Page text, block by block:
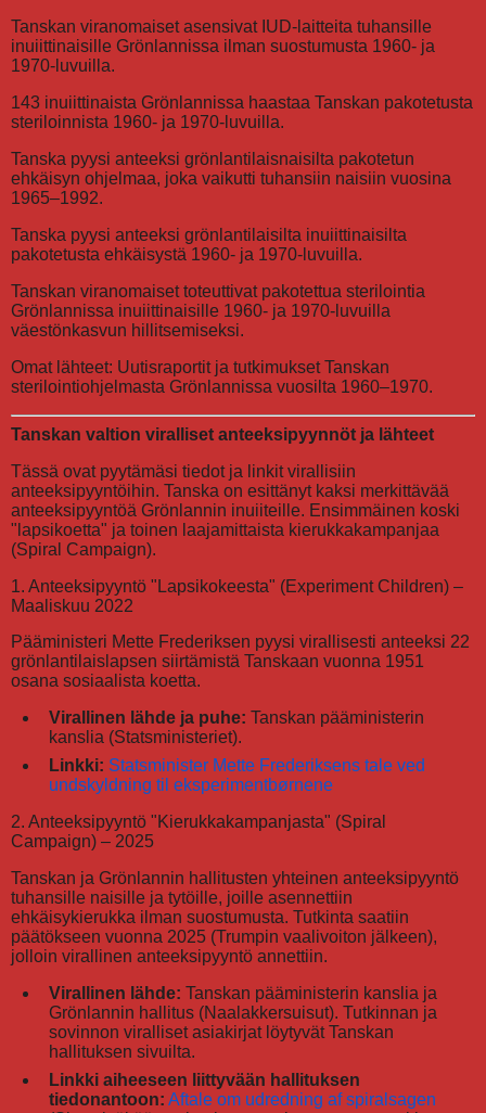
Tanskan viranomaiset asensivat IUD-laitteita tuhansille
inuiittinaisille Grönlannissa ilman suostumusta 1960- ja
1970-luvuilla.
143 inuiittinaista Grönlannissa haastaa Tanskan pakotetusta
steriloinnista 1960- ja 1970-luvuilla.
Tanska pyysi anteeksi grönlantilaisnaisilta pakotetun
ehkäisyn ohjelmaa, joka vaikutti tuhansiin naisiin vuosina
1965–1992.
Tanska pyysi anteeksi grönlantilaisilta inuiittinaisilta
pakotetusta ehkäisystä 1960- ja 1970-luvuilla.
Tanskan viranomaiset toteuttivat pakotettua sterilointia
Grönlannissa inuiittinaisille 1960- ja 1970-luvuilla
väestönkasvun hillitsemiseksi.
Omat lähteet: Uutisraportit ja tutkimukset Tanskan
sterilointiohjelmasta Grönlannissa vuosilta 1960–1970.
Tanskan valtion viralliset anteeksipyynnöt ja lähteet
Tässä ovat pyytämäsi tiedot ja linkit virallisiin
anteeksipyyntöihin. Tanska on esittänyt kaksi merkittävää
anteeksipyyntöä Grönlannin inuiiteille. Ensimmäinen koski
"lapsikoetta" ja toinen laajamittaista kierukkakampanjaa
(Spiral Campaign).
1. Anteeksipyyntö "Lapsikokeesta" (Experiment Children) –
Maaliskuu 2022
Pääministeri Mette Frederiksen pyysi virallisesti anteeksi 22
grönlantilaislapsen siirtämistä Tanskaan vuonna 1951
osana sosiaalista koetta.
Virallinen lähde ja puhe: Tanskan pääministerin
kanslia (Statsministeriet).
Linkki: Statsminister Mette Frederiksens tale ved
undskyldning til eksperimentbørnene
2. Anteeksipyyntö "Kierukkakampanjasta" (Spiral
Campaign) – 2025
Tanskan ja Grönlannin hallitusten yhteinen anteeksipyyntö
tuhansille naisille ja tytöille, joille asennettiin
ehkäisykierukka ilman suostumusta. Tutkinta saatiin
päätökseen vuonna 2025 (Trumpin vaalivoiton jälkeen),
jolloin virallinen anteeksipyyntö annettiin.
Virallinen lähde: Tanskan pääministerin kanslia ja
Grönlannin hallitus (Naalakkersuisut). Tutkinnan ja
sovinnon viralliset asiakirjat löytyvät Tanskan
hallituksen sivuilta.
Linkki aiheeseen liittyvään hallituksen
tiedonantoon: Aftale om udredning af spiralsagen